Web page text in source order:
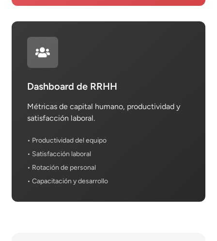
Dashboard de RRHH
Métricas de capital humano, productividad y
satisfacción laboral.
• Productividad del equipo
• Satisfacción laboral
• Rotación de personal
• Capacitación y desarrollo